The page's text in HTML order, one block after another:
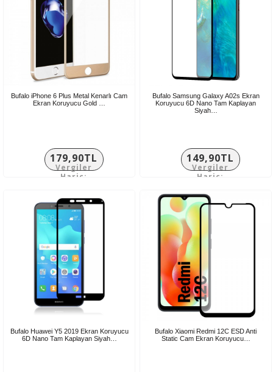
Bufalo iPhone 6 Plus Metal Kenarlı Cam
Ekran Koruyucu Gold …
179,90TL
Vergiler
Hariç:
Bufalo Samsung Galaxy A02s Ekran
Koruyucu 6D Nano Tam Kaplayan
Siyah…
149,90TL
Vergiler
Hariç:
Bufalo Huawei Y5 2019 Ekran Koruyucu
6D Nano Tam Kaplayan Siyah…
Bufalo Xiaomi Redmi 12C ESD Anti
Static Cam Ekran Koruyucu…